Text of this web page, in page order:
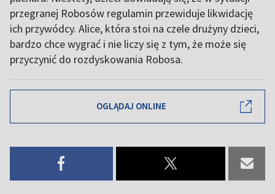
przegranej Robosów regulamin przewiduje likwidację
ich przywódcy. Alice, która stoi na czele drużyny dzieci,
bardzo chce wygrać i nie liczy się z tym, że może się
przyczynić do rozdyskowania Robosa.
OGLĄDAJ ONLINE